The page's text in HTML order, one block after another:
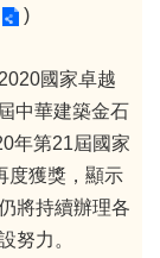
)
國家卓越
中華建築金石
年第21屆國家
度獲獎，顯示
將持續辦理各
努力。